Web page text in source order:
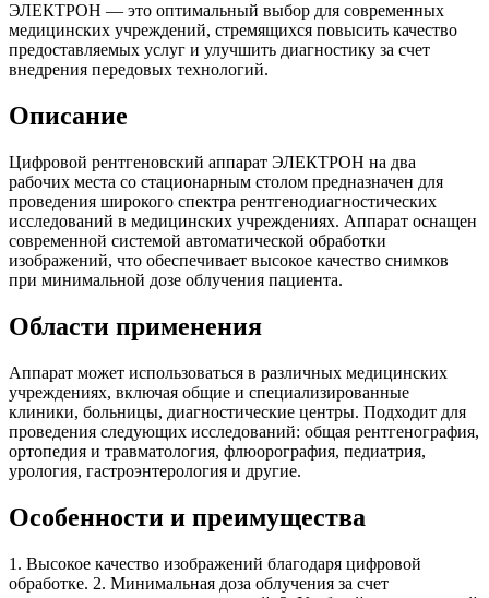
ЭЛЕКТРОН — это оптимальный выбор для современных
медицинских учреждений, стремящихся повысить качество
предоставляемых услуг и улучшить диагностику за счет
внедрения передовых технологий.
Описание
Цифровой рентгеновский аппарат ЭЛЕКТРОН на два
рабочих места со стационарным столом предназначен для
проведения широкого спектра рентгенодиагностических
исследований в медицинских учреждениях. Аппарат оснащен
современной системой автоматической обработки
изображений, что обеспечивает высокое качество снимков
при минимальной дозе облучения пациента.
Области применения
Аппарат может использоваться в различных медицинских
учреждениях, включая общие и специализированные
клиники, больницы, диагностические центры. Подходит для
проведения следующих исследований: общая рентгенография,
ортопедия и травматология, флюорография, педиатрия,
урология, гастроэнтерология и другие.
Особенности и преимущества
1. Высокое качество изображений благодаря цифровой
обработке. 2. Минимальная доза облучения за счет